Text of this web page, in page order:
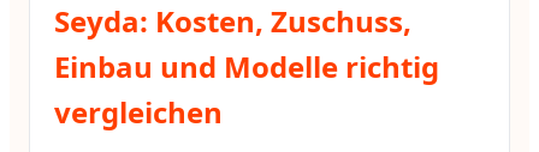
Seyda: Kosten, Zuschuss,
Einbau und Modelle richtig
vergleichen